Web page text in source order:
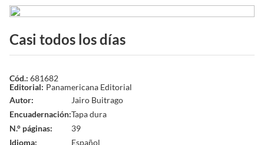
Casi todos los días
Panamericana Editorial
681682
Autor
Encuadernación
N.° páginas
Idioma
Jairo Buitrago
Tapa dura
39
Español